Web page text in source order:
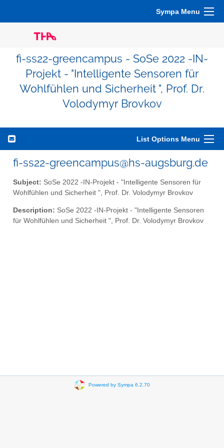
Sympa Menu
fi-ss22-greencampus - SoSe 2022 -IN-
Projekt - "Intelligente Sensoren für
Wohlfühlen und Sicherheit ", Prof. Dr.
Volodymyr Brovkov
List Options Menu
fi-ss22-greencampus@hs-augsburg.de
Subject: SoSe 2022 -IN-Projekt - "Intelligente Sensoren für
Wohlfühlen und Sicherheit ", Prof. Dr. Volodymyr Brovkov
Description: SoSe 2022 -IN-Projekt - "Intelligente Sensoren
für Wohlfühlen und Sicherheit ", Prof. Dr. Volodymyr Brovkov
Powered by Sympa 6.2.70